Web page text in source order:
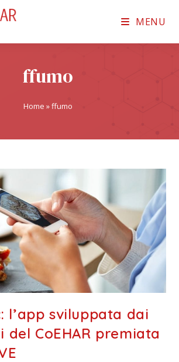
MENU
ffumo
Home »ffumo
l’app sviluppata dai
CoEHAR premiata